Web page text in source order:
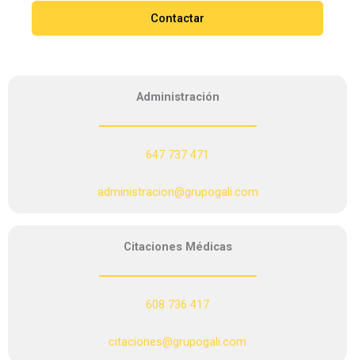
Contactar
Administración
647 737 471
administracion@grupogali.com
Citaciones Médicas
608 736 417
citaciones@grupogali.com